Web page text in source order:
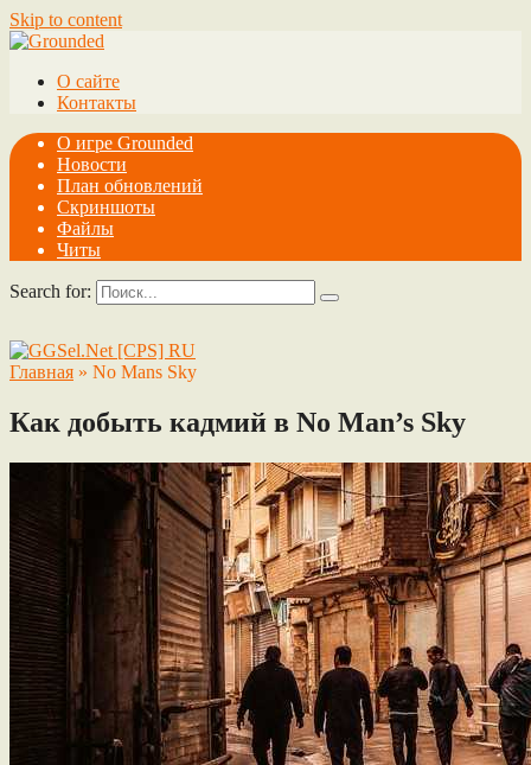
Skip to content
О сайте
Контакты
О игре Grounded
Новости
План обновлений
Скриншоты
Файлы
Читы
Search for:
Главная » No Mans Sky
Как добыть кадмий в No Man’s Sky